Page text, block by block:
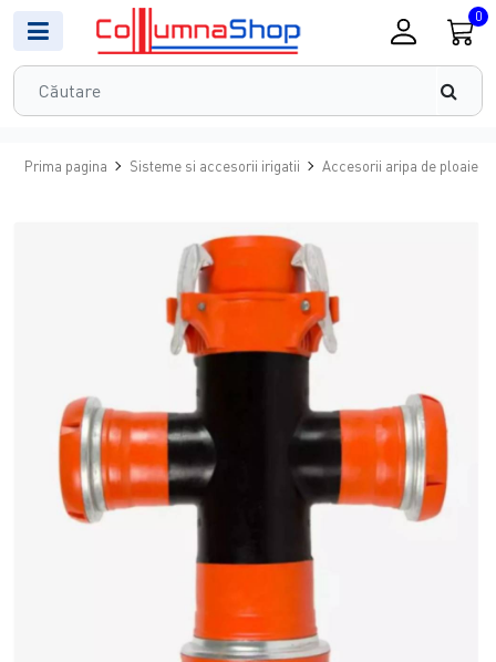
0
Prima pagina Sisteme si accesorii irigatii Accesorii aripa de ploaie